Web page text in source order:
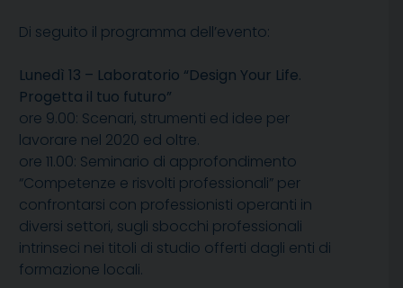
Di seguito il programma dell’evento:
Lunedì 13 – Laboratorio “Design Your Life.
Progetta il tuo futuro”
ore 9.00: Scenari, strumenti ed idee per
lavorare nel 2020 ed oltre.
ore 11.00: Seminario di approfondimento
“Competenze e risvolti professionali” per
confrontarsi con professionisti operanti in
diversi settori, sugli sbocchi professionali
intrinseci nei titoli di studio offerti dagli enti di
formazione locali.